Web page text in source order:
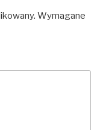
Wymagane